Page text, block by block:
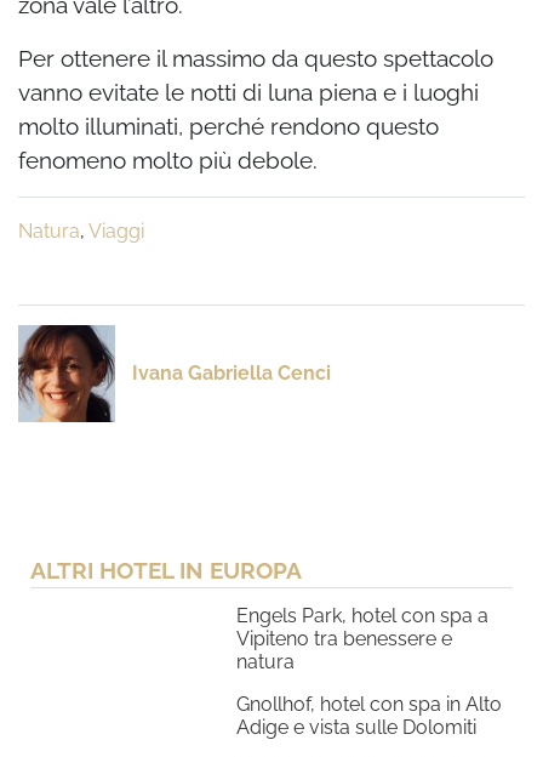
Per ottenere il massimo da questo spettacolo
vanno evitate le notti di luna piena e i luoghi
molto illuminati, perché rendono questo
fenomeno molto più debole.
Natura, Viaggi
Ivana Gabriella Cenci
ALTRI HOTEL IN EUROPA
Engels Park, hotel con spa a
Vipiteno tra benessere e
natura
Gnollhof, hotel con spa in Alto
Adige e vista sulle Dolomiti